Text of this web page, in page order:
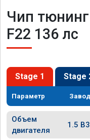
Чип тюнинг
F22 136 лс
Stage 1 Stage
Параметр
Объем
двигателя
1.5